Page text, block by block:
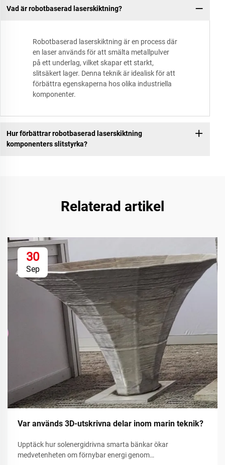
Vad är robotbaserad laserskiktning?
Robotbaserad laserskiktning är en process där
en laser används för att smälta metallpulver
på ett underlag, vilket skapar ett starkt,
slitsäkert lager. Denna teknik är idealisk för att
förbättra egenskaperna hos olika industriella
komponenter.
Hur förbättrar robotbaserad laserskiktning
komponenters slitstyrka?
Relaterad artikel
30
Sep
Var används 3D-utskrivna delar inom marin teknik?
Upptäck hur solenergidrivna smarta bänkar ökar
medvetenheten om förnybar energi genom